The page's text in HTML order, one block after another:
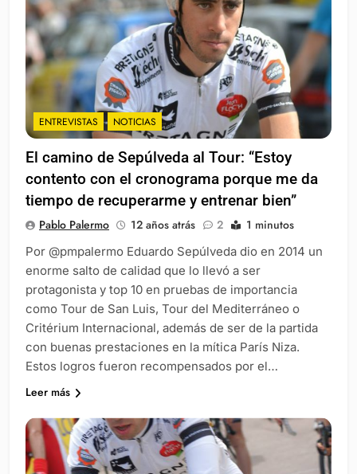
ENTREVISTAS NOTICIAS
El camino de Sepúlveda al Tour: “Estoy
contento con el cronograma porque me da
tiempo de recuperarme y entrenar bien”
Pablo Palermo 12 años atrás 2 1 minutos
Por @pmpalermo Eduardo Sepúlveda dio en 2014 un
enorme salto de calidad que lo llevó a ser
protagonista y top 10 en pruebas de importancia
como Tour de San Luis, Tour del Mediterráneo o
Critérium Internacional, además de ser de la partida
con buenas prestaciones en la mítica París Niza.
Estos logros fueron recompensados por el…
Leer más